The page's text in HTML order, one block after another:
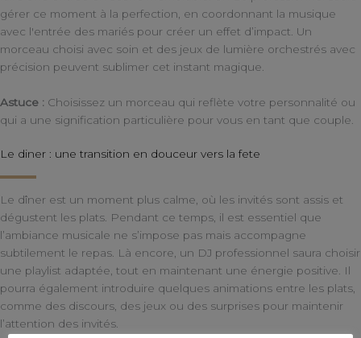
gérer ce moment à la perfection, en coordonnant la musique
avec l'entrée des mariés pour créer un effet d’impact. Un
morceau choisi avec soin et des jeux de lumière orchestrés avec
précision peuvent sublimer cet instant magique.
Astuce : Choisissez un morceau qui reflète votre personnalité ou
qui a une signification particulière pour vous en tant que couple.
Le diner : une transition en douceur vers la fete
Le dîner est un moment plus calme, où les invités sont assis et
dégustent les plats. Pendant ce temps, il est essentiel que
l’ambiance musicale ne s’impose pas mais accompagne
subtilement le repas. Là encore, un DJ professionnel saura choisir
une playlist adaptée, tout en maintenant une énergie positive. Il
pourra également introduire quelques animations entre les plats,
comme des discours, des jeux ou des surprises pour maintenir
l’attention des invités.